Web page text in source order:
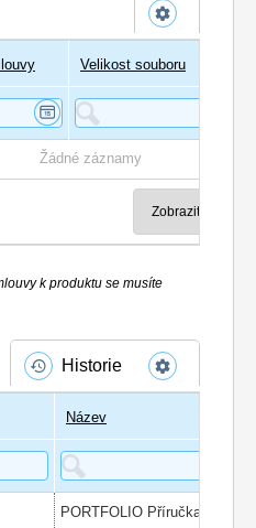
Velikost souboru
Žádné záznamy
k produktu se musíte
Historie
Název